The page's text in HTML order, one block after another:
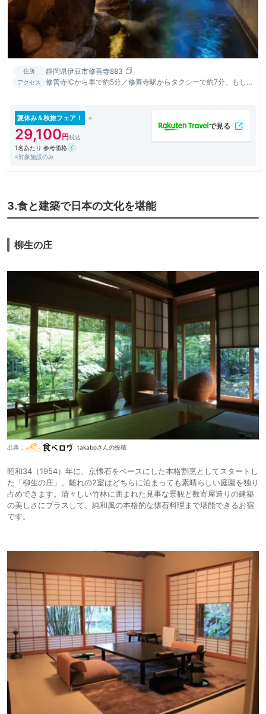
住所 静岡県伊豆市修善寺883
アクセス
修善寺ICから車で約5分／修善寺駅からタクシーで約7分、もしく
夏休み＆秋旅フェア！
29,100
1名あたり 参考価格
※対象施設のみ
3.食と建築で日本の文化を堪能
柳生の庄
出典： takaboさんの投稿
昭和34（1954）年に、京懐石をベースにした本格割烹としてスタートし
た「柳生の庄」。離れの2室はどちらに泊まっても素晴らしい庭園を独り
占めできます。清々しい竹林に囲まれた見事な景観と数寄屋造りの建築
の美しさにプラスして、純和風の本格的な懐石料理まで堪能できるお宿
です。